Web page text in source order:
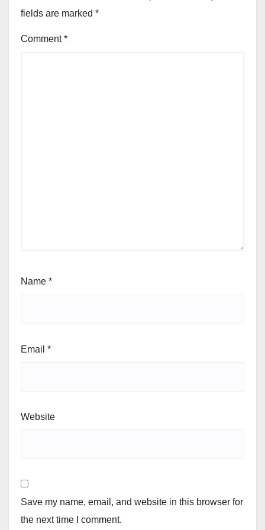
fields are marked *
Comment*
Name *
Email *
Website
Save my name, email, and website in this browser for
the next time I comment.